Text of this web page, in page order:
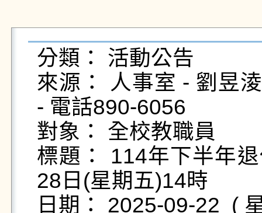
分類： 活動公告
來源： 人事室 - 劉昱
- 電話890-6056
對象： 全校教職員
標題： 114年下半年
28日(星期五)14時